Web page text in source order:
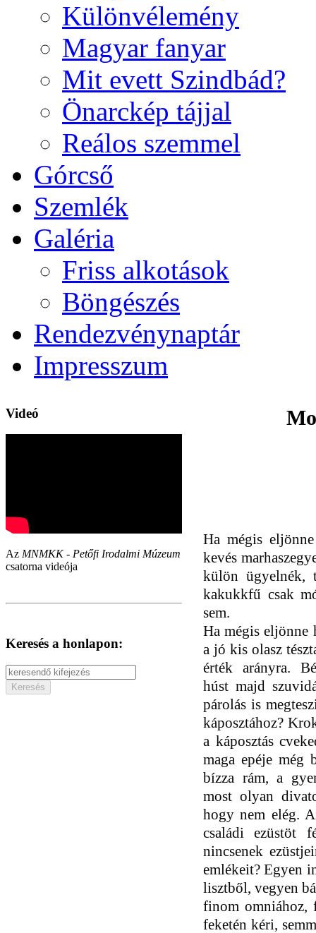
Különvélemény
Magyar fanyar
Mit evett Szindbád?
Önarckép tájjal
Reálos szemmel
Górcső
Szemlék
Galéria
Friss alkotások
Böngészés
Rendezvénynaptár
Impresszum
Videó
Az MNMKK - Petőfi Irodalmi Múzeum
csatorna videója
Keresés a honlapon:
Ha mégis
kevés
külön ügyelnék,
kakukkfű csak
sem.
Ha mégis eljönne
a jó kis olasz
érték arányra.B
húst majd
párolás is
káposztához? K
a káposztás
maga epéje még
bízza rám, a
mostolyan
hogy nem elég.
családi ezüstöt
nincsenek
emlékeit? Egyen
lisztből, vegyen
finomomniához,
feketén kéri, s